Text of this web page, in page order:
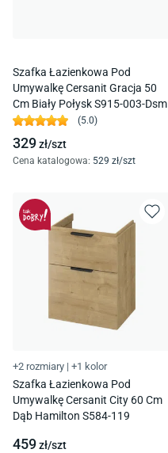
Szafka Łazienkowa Pod
Umywalkę Cersanit Gracja 50
Cm Biały Połysk S915-003-Dsm
(5.0)
329zł/szt
Cena katalogowa: 529 zł/szt
+2 rozmiary | +1 kolor
Szafka Łazienkowa Pod
Umywalkę Cersanit City 60 Cm
Dąb Hamilton S584-119
459zł/szt